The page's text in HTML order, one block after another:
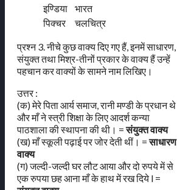
इण्डिया
भारत
पिक्चर
चलचित्र
प्रश्न 3. नीचे कुछ वाक्य दिए गए हैं, इनमें साधारण,
संयुक्त तथा मिश्र-तीनों प्रकार के वाक्य हैं उन्हें
पहचान कर वाक्यों के सामने नाम लिखिए।
उत्तर :
(क) मेरे पिता आर्य समाज, रानी मण्डी के प्रधान थे
और माँ ने स्त्री शिक्षा के लिए आदर्श कन्या
पाठशाला की स्थापना की थी। =संयुक्त वाक्य
(ख) माँ स्कूली पढ़ाई पर जोर देती थीं। =साधारण
वाक्य
(ग) जल्दी-जल्दी घर लौट आया और दो रुपये में से
एक रुपया छह आना माँ के हाथ में रख दिये l =